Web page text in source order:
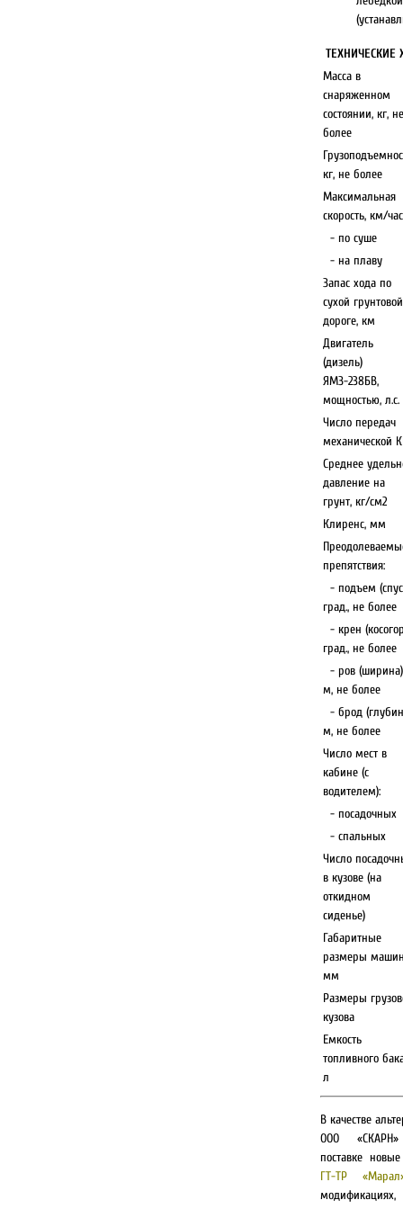
ТЕХНИЧЕСКИЕ
Масса в
снаряженном
состоянии, кг, не
более
кг, не более
Максимальная
скорость, км/
- по суше
- на плаву
Запас хода по
сухой грунтовой
дороге, км
Двигатель
(дизель)
ЯМЗ-238БВ,
мощностью, л.с.
Число передач
механической
Среднее
давление на
грунт, кг/см2
Клиренс, мм
препятствия:
- подъем
град., не более
- крен
град., не более
- ров
м, не более
- брод
м, не более
Число мест в
кабине (с
водителем):
- посадочных
- спальных
Число
в кузове (на
откидном
сиденье)
Габаритные
размеры
мм
Размеры
кузова
Емкость
топливного
л
В качестве
ООО
поставке
ГТ-ТР